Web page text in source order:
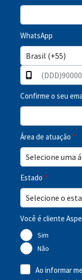
WhatsApp
Confirme o seu
Área de atuação *
Estado *
Você é cliente
Sim
Não
Ao informar